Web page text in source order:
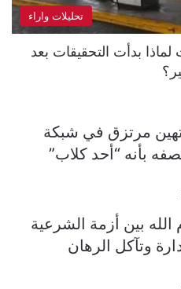
تحليلات واراء
بدأت التحقيقات بعد
مرتزق في شبكة
بأنه “أحد كلاب”
بين أزمة الشرعية
وتآكل الرهان